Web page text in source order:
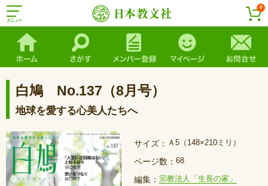
0
白鳩 No.137（8月号）
地球を愛する心美人たちへ
サイズ： Ａ5（148×210ミリ）
ページ数： 68
編集： 宗教法人「生長の家」